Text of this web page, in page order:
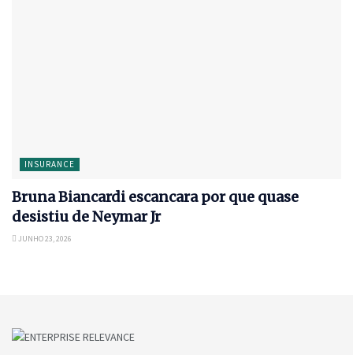
INSURANCE
Bruna Biancardi escancara por que quase
desistiu de Neymar Jr
JUNHO 23, 2026